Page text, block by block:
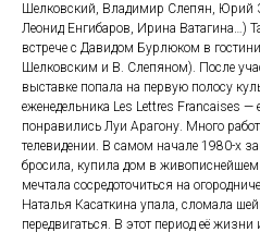
Шелковский, Владимир Слепян, Юрий
Леонид Енгибаров, Ирина Ватагина…)
встрече с Давидом Бурлюком в
Шелковским и В. Слепяном). После
выставке попала на первую полосу
еженедельника Les Lettres Francaises —
понравились Луи Арагону. Много
телевидении. В самом начале 1980-х
бросила, купила дом в живописнейшем
мечтала сосредоточиться на
Наталья Касаткина упала, сломала
передвигаться. В этот период её